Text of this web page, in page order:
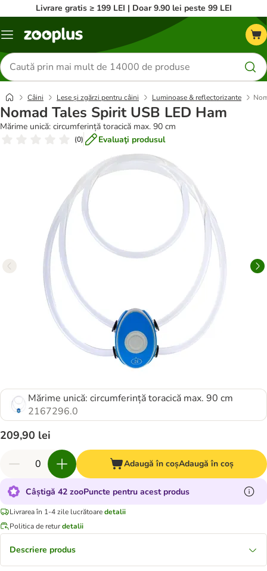
Livrare gratis ≥ 199 LEI | Doar 9.90 lei peste 99 LEI
Categorii
Căutare
produse
Câini Lese și zgărzi pentru câini Luminoase & reflectorizante
Nomad Tales Spirit USB LED Ham
Mărime unică: circumferință toracică max. 90 cm
(0) Evaluaţi produsul
Mărime unică: circumferință toracică max. 90 cm
2167296.0
209,90 lei
Adaugă în coșAdaugă în coș
Câștigă 42 zooPuncte pentru acest produs
Livrarea în 1-4 zile lucrătoaredetalii
Politica de returdetalii
Descriere produs